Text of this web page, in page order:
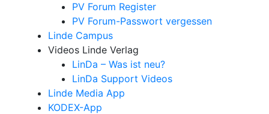
PV Forum Register
PV Forum-Passwort vergessen
Linde Campus
Videos Linde Verlag
LinDa – Was ist neu?
LinDa Support Videos
Linde Media App
KODEX-App